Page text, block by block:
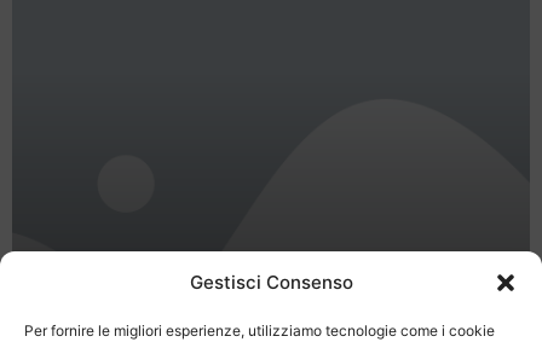
Gestisci Consenso
Per fornire le migliori esperienze, utilizziamo tecnologie come i cookie